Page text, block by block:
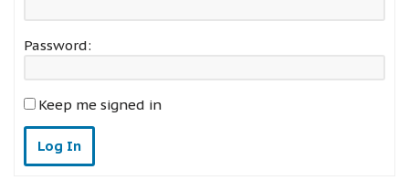
Password:
Keep me signed in
Log In